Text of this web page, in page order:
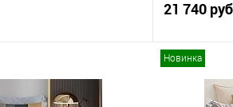
21 740
Новинка